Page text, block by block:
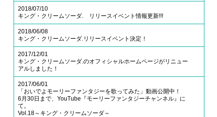
2018/07/10
キング・クリームソーダ. リリースイベント情報更新!!!
2018/06/08
キング・クリームソーダ.リリースイベント決定！
2017/12/01
キング・クリームソーダ.のオフィシャルホームページがリニュー
アルしました！
2017/06/01
「おいでよモーリーファンタジーを歌ってみた」動画公開中！
6月30日まで、YouTube『モーリーファンタジーチャンネル』に
て。
Vol.18～キング・クリームソーダ～